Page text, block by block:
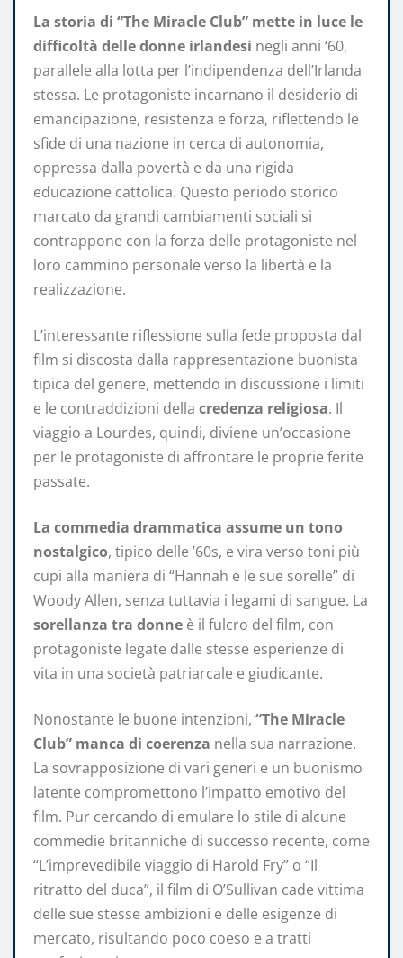
La storia di “The Miracle Club” mette in luce le
difficoltà delle donne irlandesi negli anni ‘60,
parallele alla lotta per l’indipendenza dell’Irlanda
stessa. Le protagoniste incarnano il desiderio di
emancipazione, resistenza e forza, riflettendo le
sfide di una nazione in cerca di autonomia,
oppressa dalla povertà e da una rigida
educazione cattolica. Questo periodo storico
marcato da grandi cambiamenti sociali si
contrappone con la forza delle protagoniste nel
loro cammino personale verso la libertà e la
realizzazione.
L’interessante riflessione sulla fede proposta dal
film si discosta dalla rappresentazione buonista
tipica del genere, mettendo in discussione i limiti
e le contraddizioni della credenza religiosa. Il
viaggio a Lourdes, quindi, diviene un’occasione
per le protagoniste di affrontare le proprie ferite
passate.
La commedia drammatica assume un tono
nostalgico, tipico delle ’60s, e vira verso toni più
cupi alla maniera di “Hannah e le sue sorelle” di
Woody Allen, senza tuttavia i legami di sangue. La
sorellanza tra donne è il fulcro del film, con
protagoniste legate dalle stesse esperienze di
vita in una società patriarcale e giudicante.
Nonostante le buone intenzioni, “The Miracle
Club” manca di coerenza nella sua narrazione.
La sovrapposizione di vari generi e un buonismo
latente compromettono l’impatto emotivo del
film. Pur cercando di emulare lo stile di alcune
commedie britanniche di successo recente, come
“L’imprevedibile viaggio di Harold Fry” o “Il
ritratto del duca”, il film di O’Sullivan cade vittima
delle sue stesse ambizioni e delle esigenze di
mercato, risultando poco coeso e a tratti